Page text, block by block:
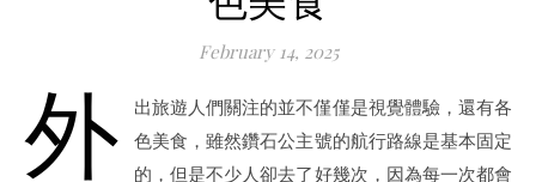
February 14, 2025
外
出旅遊人們關注的並不僅僅是視覺體驗，還有各
色美食，雖然鑽石公主號的航行路線是基本固定
的，但是不少人卻去了好幾次，因為每一次都會